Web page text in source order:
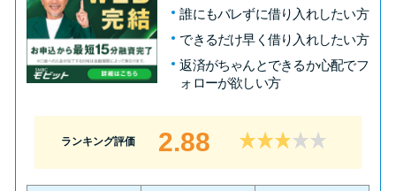
誰にもバレずに借り入れしたい方
できるだけ早く借り入れしたい方
返済がちゃんとできるか心配でフ
ォローが欲しい方
ランキング評価 2.88